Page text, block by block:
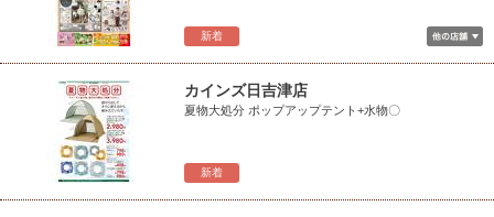
新着
新着
カインズ日吉津店
夏物大処分 ポップアップテント+水物〇